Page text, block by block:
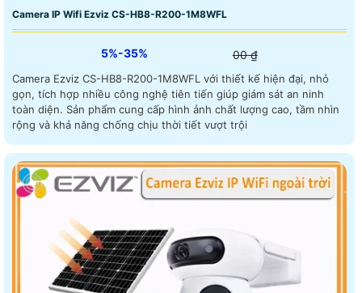
Camera IP Wifi Ezviz CS-HB8-R200-1M8WFL
5%-35% 00 ₫
Camera Ezviz CS-HB8-R200-1M8WFL với thiết kế hiện đại, nhỏ
gọn, tích hợp nhiều công nghệ tiên tiến giúp giám sát an ninh
toàn diện. Sản phẩm cung cấp hình ảnh chất lượng cao, tầm nhìn
rộng và khả năng chống chịu thời tiết vượt trội